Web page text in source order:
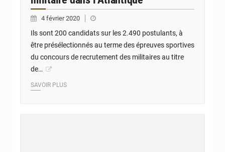
4 février 2020
Ils sont 200 candidats sur les 2.490 postulants, à
être présélectionnés au terme des épreuves sportives
du concours de recrutement des militaires au titre
de…
SAVOIR PLUS